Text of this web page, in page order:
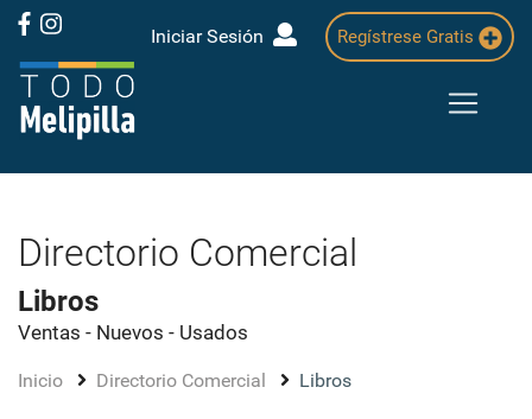
Iniciar Sesión Regístrese Gratis
Directorio Comercial
Libros
Ventas - Nuevos - Usados
Inicio Directorio Comercial Libros